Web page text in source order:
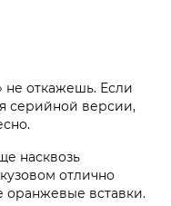
не откажешь. Если
серийной версии,
насквозь
отлично
оранжевые вставки.